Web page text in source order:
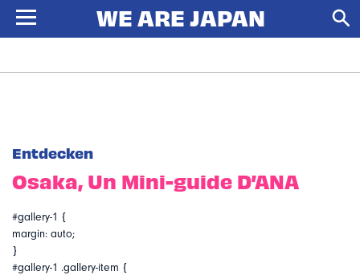
Entdecken
Osaka, Un Mini-guide D’ANA
#gallery-1 {
margin: auto;
}
#gallery-1 .gallery-item {